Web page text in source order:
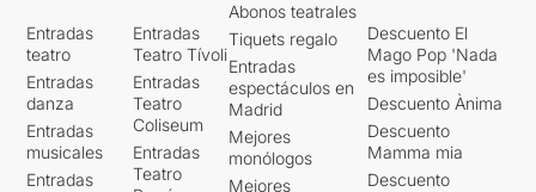
Entradas
teatro
Entradas
danza
Entradas
musicales
Entradas
Entradas
Teatro Tívoli
Entradas
Teatro
Coliseum
Entradas
Teatro
Abonos teatrales
Tiquets regalo
Entradas
espectáculos en
Madrid
Mejores
monólogos
Mejores
Descuento El
Mago Pop 'Nada
es imposible'
Descuento Ànima
Descuento
Mamma mia
Descuento